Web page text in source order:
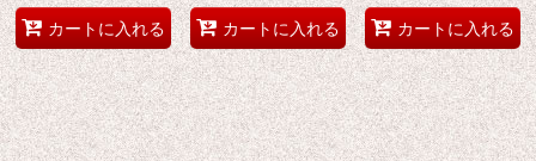
カートに入れる カートに入れる カートに入れる